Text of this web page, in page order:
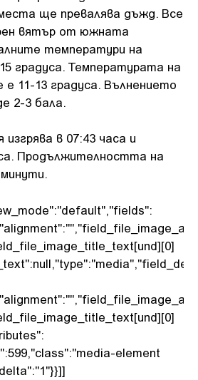
ще превалява дъжд. Все
вятър от южната
температури на
градуса. Температурата на
11-13 градуса. Вълнението
2-3 бала.
в 07:43 часа и
Продължителността на
element